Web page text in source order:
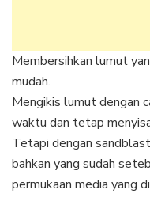
Membersihkan lumut
mudah.
Mengikis lumut dengan
waktu dan tetap
Tetapi dengan
bahkan yang sudah
permukaan media yang